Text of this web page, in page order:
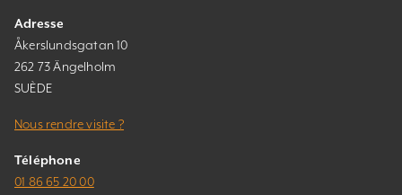
Adresse
Åkerslundsgatan 10
262 73 Ängelholm
SUÈDE
Nous rendre visite ?
Téléphone
01 86 65 20 00